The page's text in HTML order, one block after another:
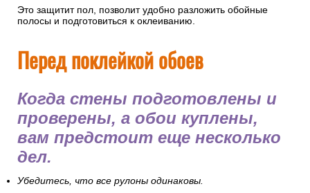
Это защитит пол, позволит удобно разложить обойные
полосы и подготовиться к оклеиванию.
Перед поклейкой обоев
Когда стены подготовлены и
проверены, а обои куплены,
вам предстоит еще несколько
дел.
Убедитесь, что все рулоны одинаковы.